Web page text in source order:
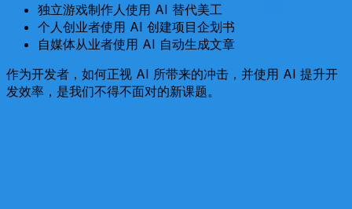
独立游戏制作人使用 AI 替代美工
个人创业者使用 AI 创建项目企划书
自媒体从业者使用 AI 自动生成文章
作为开发者，如何正视 AI 所带来的冲击，并使用 AI 提升开
发效率，是我们不得不面对的新课题。